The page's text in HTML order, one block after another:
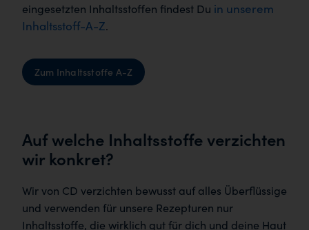
eingesetzten Inhaltsstoffen findest Du in unserem
Inhaltsstoff-A-Z.
Zum Inhaltsstoffe A-Z
Auf welche Inhaltsstoffe verzichten
wir konkret?
Wir von CD verzichten bewusst auf alles Überflüssige
und verwenden für unsere Rezepturen nur
Inhaltsstoffe, die wirklich gut für dich und deine Haut